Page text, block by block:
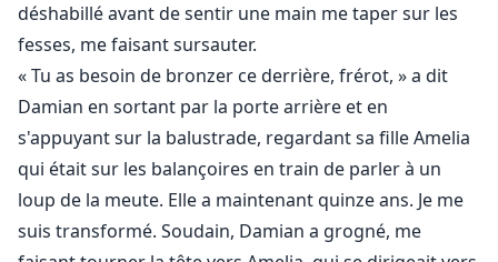
déshabillé avant de sentir une main me taper sur les
fesses, me faisant sursauter.
« Tu as besoin de bronzer ce derrière, frérot, » a dit
Damian en sortant par la porte arrière et en
s'appuyant sur la balustrade, regardant sa fille Amelia
qui était sur les balançoires en train de parler à un
loup de la meute. Elle a maintenant quinze ans. Je me
suis transformé. Soudain, Damian a grogné, me